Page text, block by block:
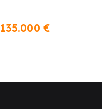
135.000 €